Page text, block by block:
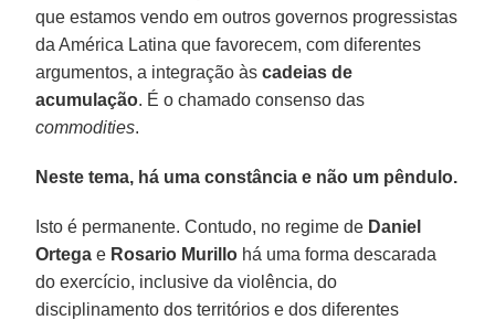
que estamos vendo em outros governos progressistas
da América Latina que favorecem, com diferentes
argumentos, a integração àscadeias de
acumulação. É o chamado consenso das
commodities.
Neste tema, há uma constância e não um pêndulo.
Isto é permanente. Contudo, no regime de Daniel
Ortega e Rosario Murillo há uma forma descarada
do exercício, inclusive da violência, do
disciplinamento dos territórios e dos diferentes